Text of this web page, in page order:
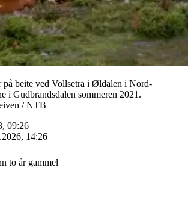
beite ved Vollsetra i Øldalen i Nord-
i Gudbrandsdalen sommeren 2021.
/ NTB
09:26
14:26
to år gammel